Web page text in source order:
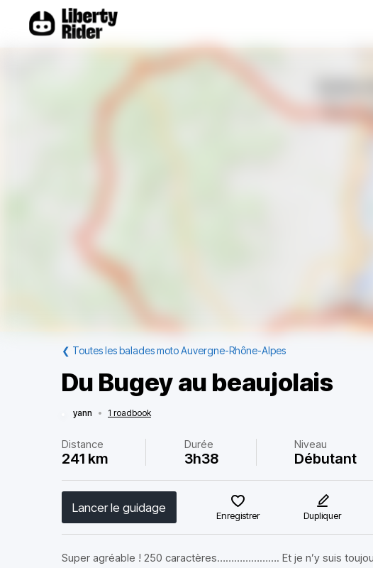
❮ Toutes les balades moto Auvergne-Rhône-Alpes
Du Bugey au beaujolais
yann • 1 roadbook
Distance
241 km
Durée
3h38
Niveau
Débutant
Lancer le guidage
Enregistrer Dupliquer
Super agréable ! 250 caractères…………………. Et je n’y suis